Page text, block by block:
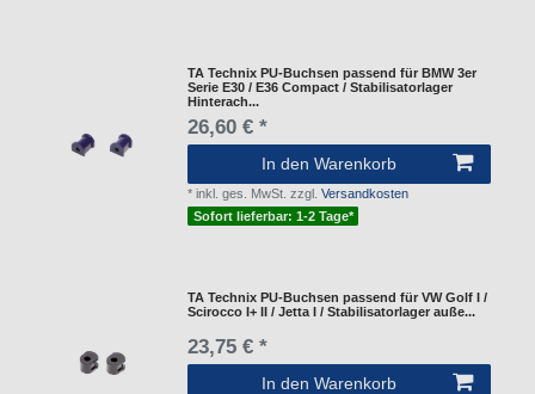
TA Technix PU-Buchsen passend für BMW 3er
Serie E30 / E36 Compact / Stabilisatorlager
Hinterach...
26,60 € *
In den Warenkorb
*inkl. ges. MwSt. zzgl.Versandkosten
Sofort lieferbar: 1-2 Tage*
TA Technix PU-Buchsen passend für VW Golf I /
Scirocco I+ II / Jetta I / Stabilisatorlager auße...
23,75 € *
In den Warenkorb